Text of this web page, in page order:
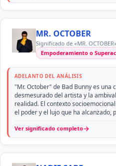
MR. OCTOBER
Significado de «MR. OCTOBER»
Empoderamiento o
ADELANTO DEL ANÁLISIS
"Mr. October" de Bad Bunny es una
desmesurado del artista y la
realidad. El contexto
el poder y el lujo que ha alcanzado,
Ver significado completo→